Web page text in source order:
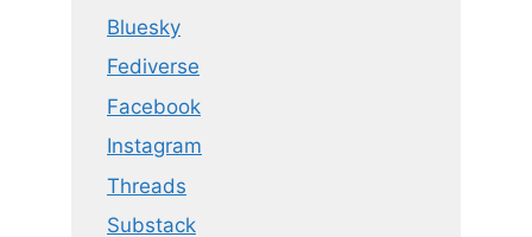
Bluesky
Fediverse
Facebook
Instagram
Threads
Substack